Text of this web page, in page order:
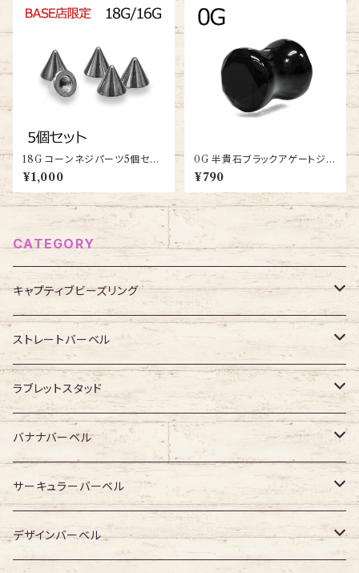
18G コーンネジパーツ5個セッ
ト(TH-SB002-CONE-SS)
¥1,000
0G 半貴石ブラックアゲートジュ
エルカットダブルフレアプラグ(P
ST2-02-0G-BKA)
¥790
CATEGORY
キャプティブビーズリング
316Lサージカルステンレス
ジュエル無し
ジュエル有り
サージカルチタン
ジュエル無し
ジュエル有り
アクリル・その他
ストレートバーベル
316Lサージカルステンレス
ジュエル無し
ジュエル有り
サージカルチタン
ジュエル無し
ジュエル有り
アクリル・その他
ラブレットスタッド
316Lサージカルステンレス
ジュエル無し
ジュエル有り
サージカルチタン
ジュエル無し
アクリル・その他
バナナバーベル
316Lサージカルステンレス
ジュエル無し
サージカルチタン
サーキュラーバーベル
316Lサージカルステンレス
デザインバーベル